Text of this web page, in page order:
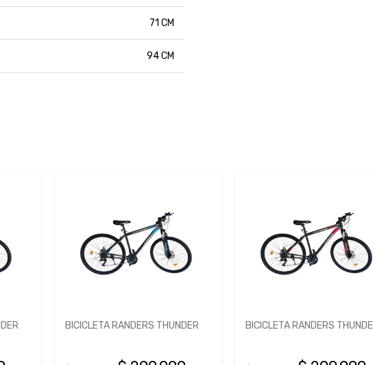
71 CM
94 CM
BICICLETA RANDERS THUNDER BICICLETA RANDERS THUNDER